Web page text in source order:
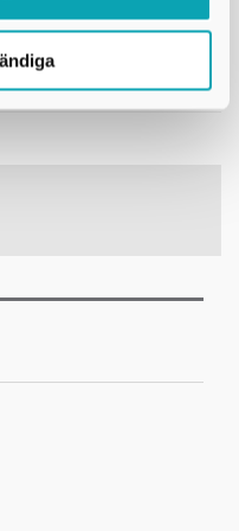
på sökt skola, som i sin tur
senast den 31 maj.